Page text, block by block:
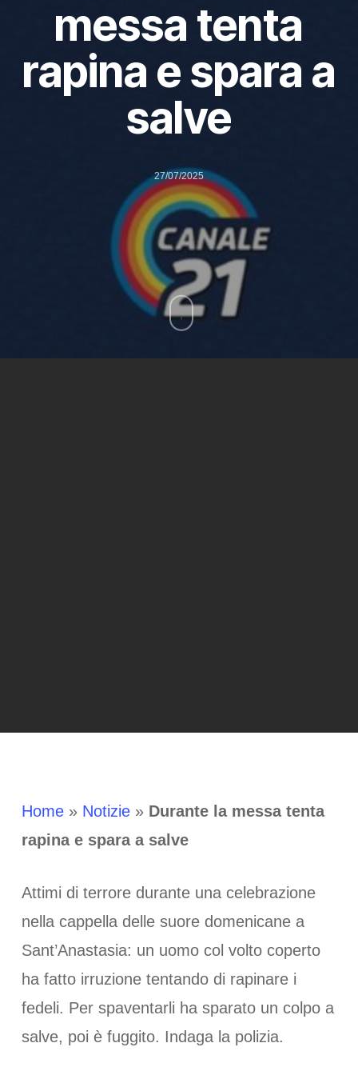
messa tenta
rapina e spara a
salve
27/07/2025
Home» Notizie» Durante la messa tenta
rapina e spara a salve
Attimi di terrore durante una celebrazione
nella cappella delle suore domenicane a
Sant’Anastasia: un uomo col volto coperto
ha fatto irruzione tentando di rapinare i
fedeli. Per spaventarli ha sparato un colpo a
salve, poi è fuggito. Indaga la polizia.